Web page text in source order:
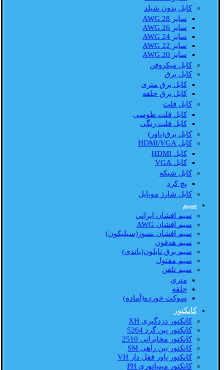
کابل بدون شیلد
سایز AWG 28
سایز AWG 26
سایز AWG 24
سایز AWG 22
سایز AWG 20
کابل میکروفن
کابل برق
کابل برق متری
کابل برق حلقه
کابل فلت
کابل فلت طوسی
کابل فلت رنگی
کابل برق(پاور)
کابل HDMI/VGA
کابل HDMI
کابل VGA
کابل شبکه
پچ کرد
کابل شارژ موبایل
سیم
سیم افشان ایرانی
سیم افشان AWG
سیم افشان نسوز(سیلیکون)
سیم هدفون
سیم برق نایلون(باندی)
سیم مفتول
سیم تلفن
متری
حلقه
سوکت خورده(آماده)
کانکتور
کانکتور دزدگیری XH
کانکتور پین گرد 5264
کانکتور مخابراتی 2510
کانکتور بین راهی SM
کانکتور پاور قفل دار VH
کانکتور مینیاتوری PH